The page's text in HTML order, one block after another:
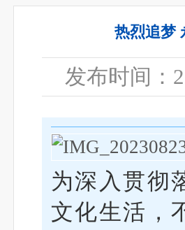
热烈追梦
发布时间：
为深入贯彻
文化生活，